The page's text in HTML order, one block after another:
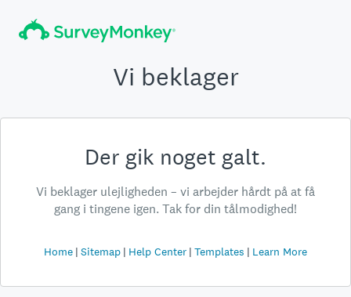
Vi beklager
Der gik noget galt.
Vi beklager ulejligheden – vi arbejder hårdt på at få
gang i tingene igen. Tak for din tålmodighed!
Home Sitemap Help Center Templates Learn More